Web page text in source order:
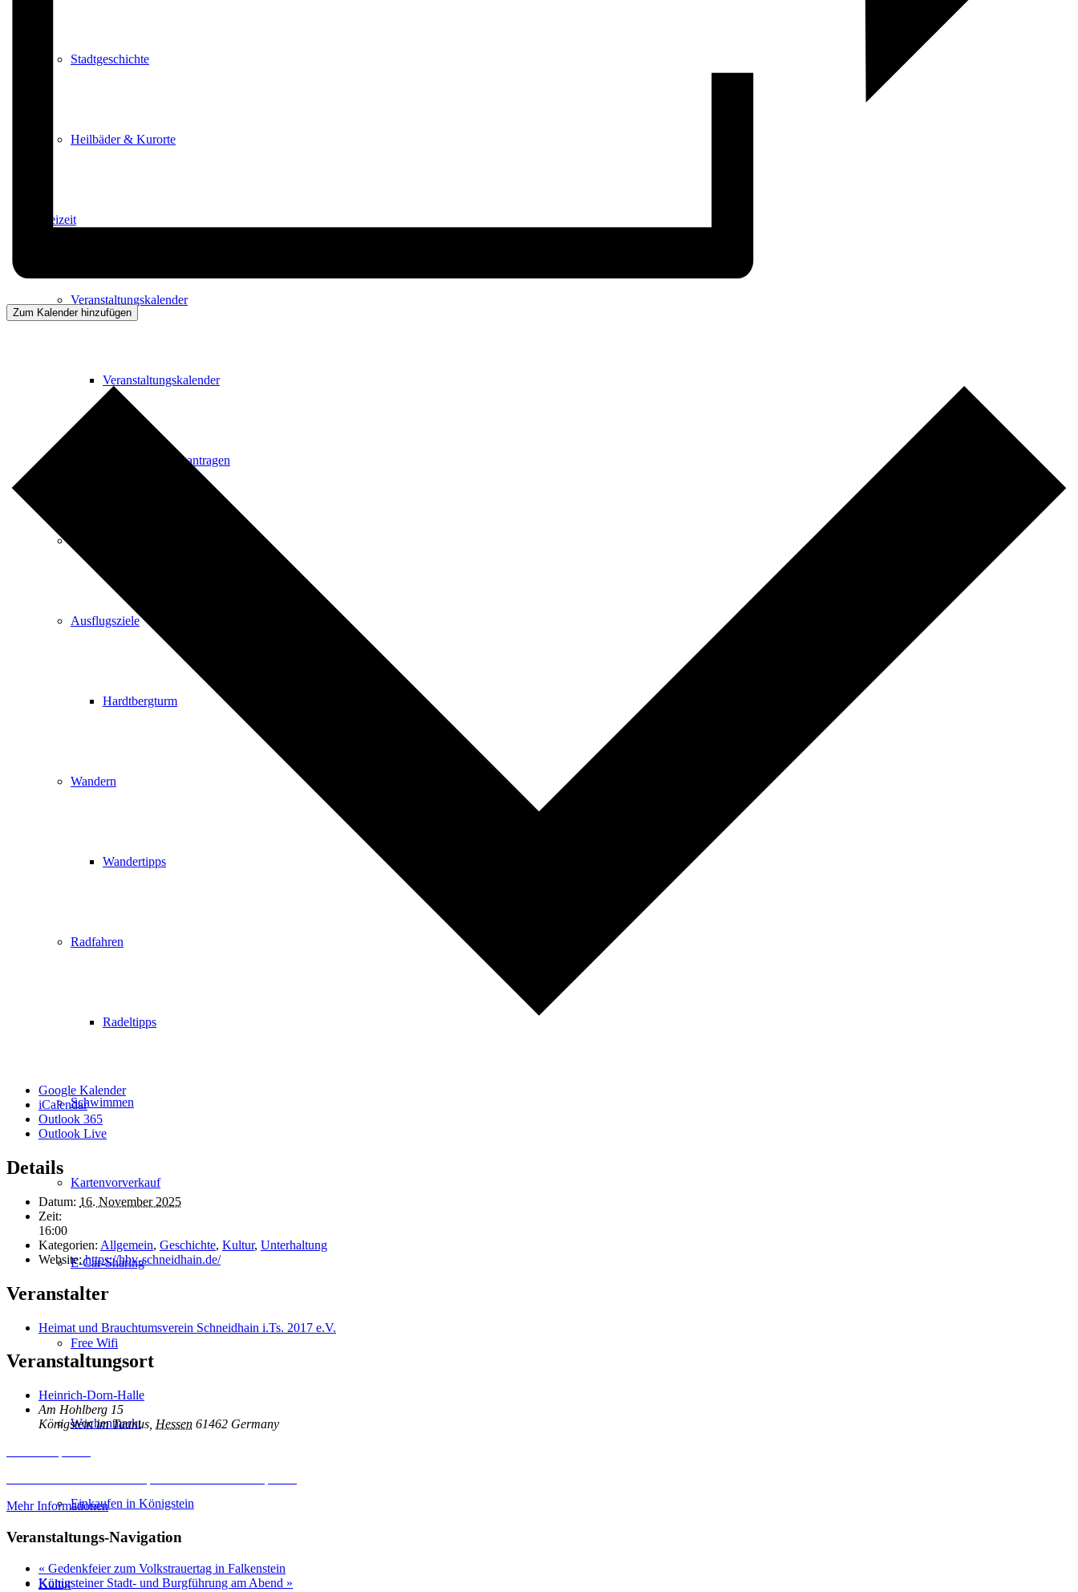
Stadtgeschichte
Heilbäder & Kurorte
Freizeit
Veranstaltungskalender
Veranstaltungskalender
Veranstaltung beantragen
Ausflugsziele
Hardtbergturm
Wandern
Wandertipps
Radfahren
Radeltipps
Schwimmen
Kartenvorverkauf
E-Car-Sharing
Free Wifi
Wochenmarkt
Einkaufen in Königstein
Kultur
Zum Kalender hinzufügen
Google Kalender
iCalendar
Outlook 365
Outlook Live
Details
Datum: 16. November 2025
Zeit:
16:00
Kategorien: Allgemein, Geschichte, Kultur, Unterhaltung
Website: https://hbv-schneidhain.de/
Veranstalter
Heimat und Brauchtumsverein Schneidhain i.Ts. 2017 e.V.
Veranstaltungsort
Heinrich-Dorn-Halle
Am Hohlberg 15
Königstein im Taunus Hessen 61462 Germany
Mehr Informationen
Veranstaltungs-Navigation
« Gedenkfeier zum Volkstrauertag in Falkenstein
Königsteiner Stadt- und Burgführung am Abend »